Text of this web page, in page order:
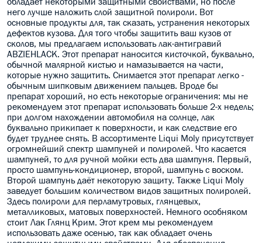
него лучше наложить слой защитной полироли. Вот
основные продукты для, так сказать, устранения некоторых
дефектов кузова. Для того чтобы защитить ваш кузов от
сколов, мы предлагаем использовать лак-антигравий
ABZIEHLACK. Этот препарат наносится кисточкой, буквально,
обычной малярной кистью и намазывается на части,
которые нужно защитить. Снимается этот препарат легко -
обычным шипковым движением пальцев. Вроде бы
препарат хороший, но есть некоторые ограничения: мы не
рекомендуем этот препарат использовать больше 2-х недель;
при долгом нахождении автомобиля на солнце, лак
буквально прикипает к поверхности, и как следствие его
будет труднее снять. В ассортименте Liqui Moly присутствует
огромнейший спектр шампуней и полиролей. Что касается
шампуней, то для ручной мойки есть два шампуня. Первый,
просто шампунь-кондиционер, второй, шампунь с воском.
Второй шампунь даёт некоторую защиту. Также Liqui Moly
заведует большим количеством видов защитных полиролей.
Здесь полироли для перламутровых, глянцевых,
металликовых, матовых поверхностей. Немного особняком
стоит Лак Глянц Крим. Этот крем мы рекомендуем
использовать даже осенью, так как обладает очень